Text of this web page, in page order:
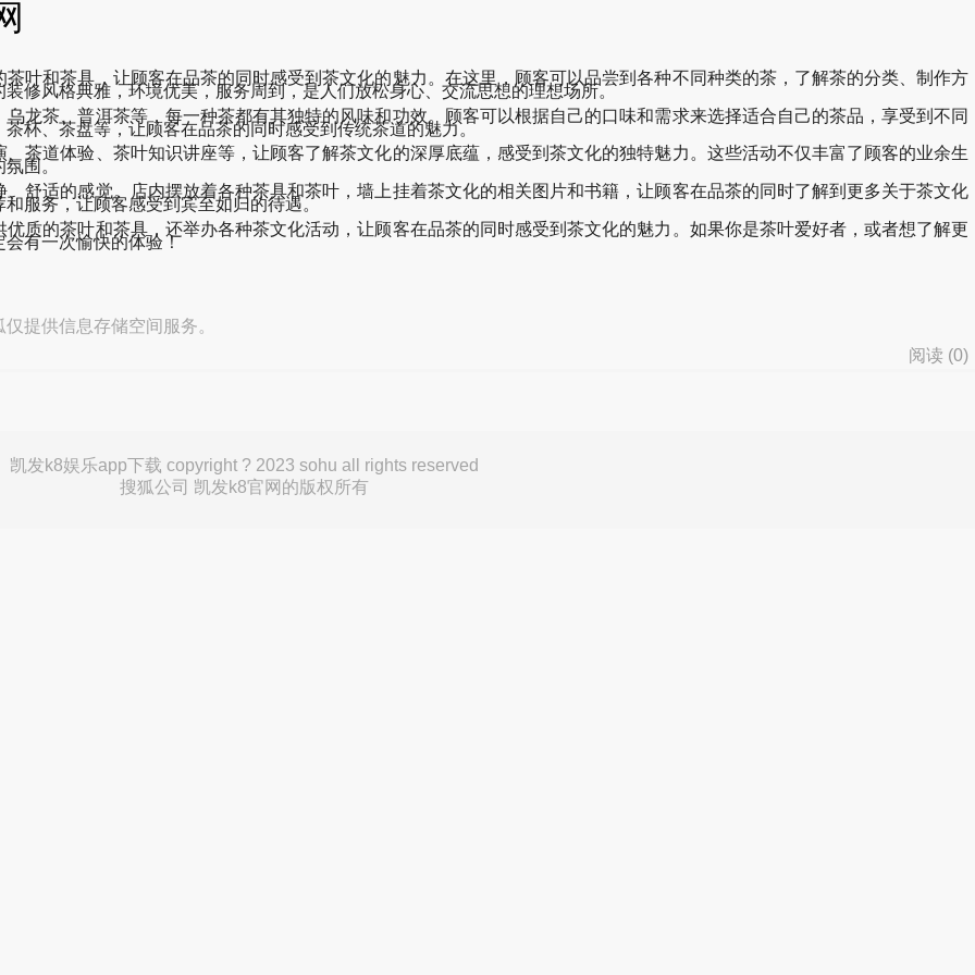
叶和茶具，让顾客在品茶的同时感受到茶文化的魅力。在这里，顾客可以品尝到各种不同种类的茶，了解茶的分类、制作方
修风格典雅，环境优美，服务周到，是人们放松身心、交流思想的理想场所。
龙茶、普洱茶等，每一种茶都有其独特的风味和功效。顾客可以根据自己的口味和需求来选择适合自己的茶品，享受到不同
杯、茶盘等，让顾客在品茶的同时感受到传统茶道的魅力。
茶道体验、茶叶知识讲座等，让顾客了解茶文化的深厚底蕴，感受到茶文化的独特魅力。这些活动不仅丰富了顾客的业余生
氛围。
舒适的感觉。店内摆放着各种茶具和茶叶，墙上挂着茶文化的相关图片和书籍，让顾客在品茶的同时了解到更多关于茶文化
服务，让顾客感受到宾至如归的待遇。
质的茶叶和茶具，还举办各种茶文化活动，让顾客在品茶的同时感受到茶文化的魅力。如果你是茶叶爱好者，或者想了解更
有一次愉快的体验！
提供信息存储空间服务。
阅读 (0)
凯发k8娱乐app下载 copyright ? 2023 sohu all rights reserved
搜狐公司 凯发k8官网的版权所有